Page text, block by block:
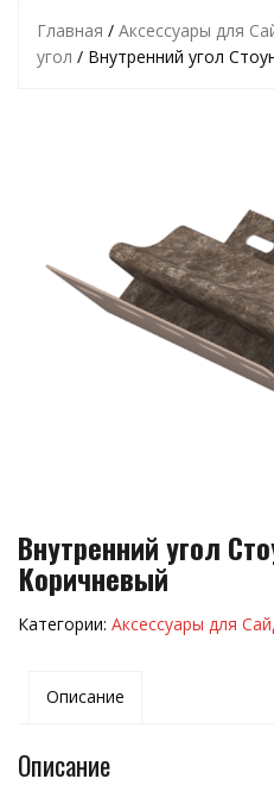
Главная / Аксессуары для
угол / Внутренний угол
Внутренний угол
Коричневый
Категории: Аксессуары для
Описание
Описание